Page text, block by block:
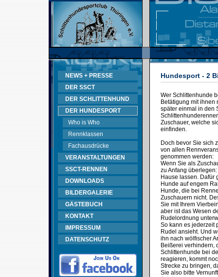
NEWS + PRESSE
DER SSCT
DER SCHLITTENHUND
DER HUNDESPORT
Who is Who
Rennklassen
Fachausdrücke
VERANSTALTUNGEN
SSCT-RENNEN
DOWNLOADS
BILDERGALERIE
GÄSTEBUCH
KONTAKT
IMPRESSUM
DATENSCHUTZ
Hundesport - 2
Wer Schlittenhunde
Betätigung mit ihnen
später einmal in den
Zuschauer, welche
einfinden.
Doch bevor Sie sich
von allen
genommen werden:
Wenn Sie als
zu Anfang
Hause lassen. Dafür
Hunde auf engem
Hunde, die bei
Zuschauern nicht.
Sie mit Ihrem
aber ist das Wesen
Rudelordnung
So kann es jederzeit
Rudel ansieht. Und
ihn nach wölfischer
Beißerei verhindern,
Schlittenhunde bei
reagieren, kommt
Strecke zu bringen,
Sie also bitte